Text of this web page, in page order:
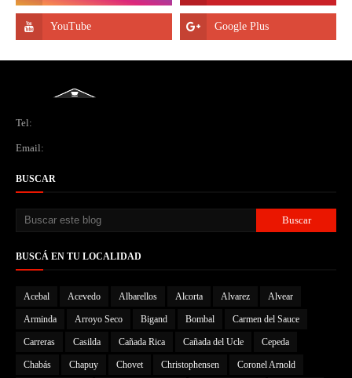
Tel:
Email:
BUSCAR
BUSCÁ EN TU LOCALIDAD
Acebal Acevedo Albarellos Alcorta Alvarez Alvear
Arminda Arroyo Seco Bigand Bombal Carmen del Sauce
Carreras Casilda Cañada Rica Cañada del Ucle Cepeda
Chabás Chapuy Chovet Christophensen Coronel Arnold